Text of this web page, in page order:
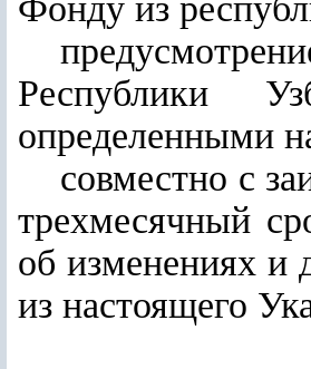
Фонду из
Республики
определенными
совместно с
трехмесячный
об изменениях и
из настоящего